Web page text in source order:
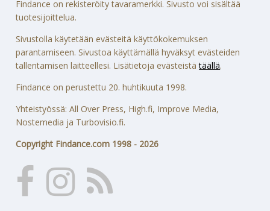
Findance on rekisteröity tavaramerkki. Sivusto voi sisältää
tuotesijoittelua.
Sivustolla käytetään evästeitä käyttökokemuksen
parantamiseen. Sivustoa käyttämällä hyväksyt evästeiden
tallentamisen laitteellesi. Lisätietoja evästeistätäällä.
Findance on perustettu 20. huhtikuuta 1998.
Yhteistyössä: All Over Press, High.fi, Improve Media,
Nostemedia ja Turbovisio.fi.
Copyright Findance.com 1998 - 2026